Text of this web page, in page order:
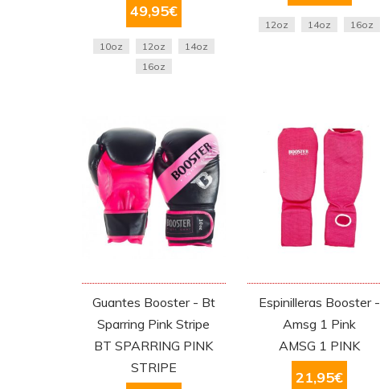
49,95€
10oz 12oz
14oz
16oz
12oz 14oz 16oz
Guantes Booster - Bt
Sparring Pink Stripe
BT SPARRING PINK
STRIPE
Espinilleras Booster -
Amsg 1 Pink
AMSG 1 PINK
21,95€